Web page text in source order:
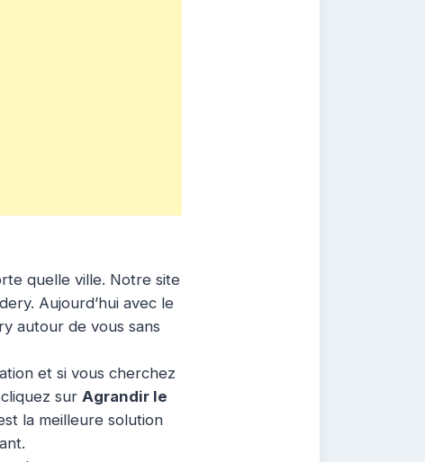
quelle ville. Notre site
Aujourd’hui avec le
autour de vous sans
et si vous cherchez
sur Agrandir le
la meilleure solution